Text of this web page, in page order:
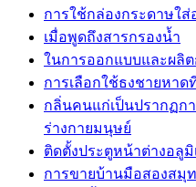
การใช้กล่องกระดาษใ
เมื่อพูดถึงสารกรองน้ำ
ในการออกแบบและผลิ
การเลือกใช้ธงชายหา
กลิ่นคนแก่เป็นปรากฏก
ร่างกายมนุษย์
ติดตั้งประตูหน้าต่างอลู
การขายบ้านมือสองสมุ